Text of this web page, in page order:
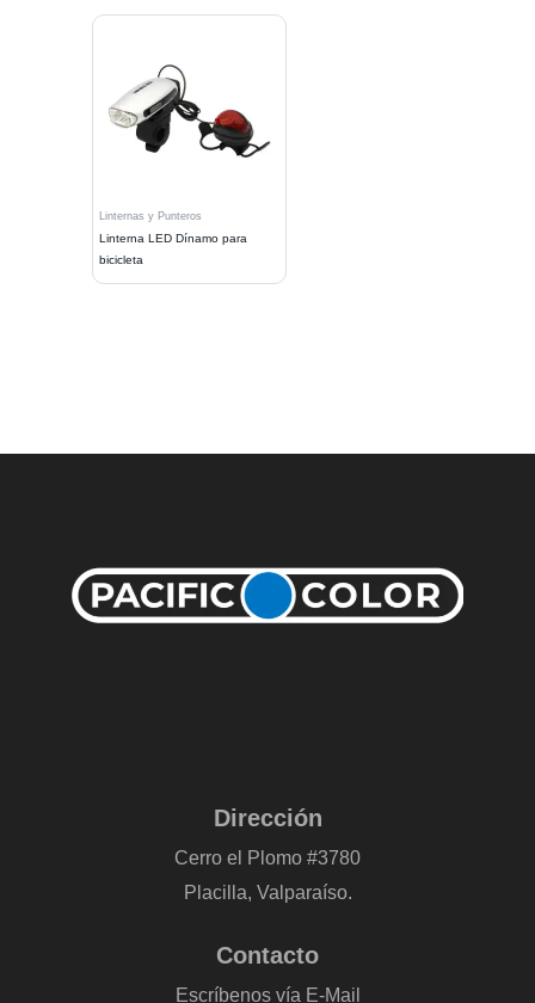
Linternas y Punteros
Linterna LED Dínamo para
bicicleta
Dirección
Cerro el Plomo #3780
Placilla, Valparaíso.
Contacto
Escríbenos vía E-Mail